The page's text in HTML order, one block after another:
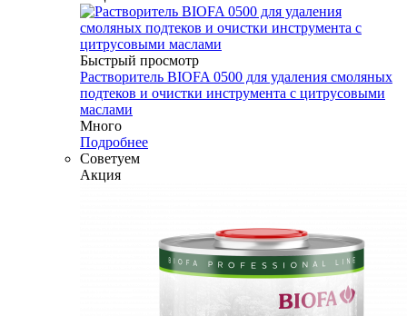
Быстрый просмотр
Растворитель BIOFA 0500 для удаления смоляных
подтеков и очистки инструмента с цитрусовыми
маслами
Много
Подробнее
Советуем
Акция